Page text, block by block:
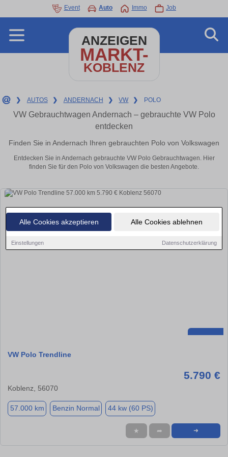
Alle Cookies akzeptieren Alle Cookies ablehnen
Einstellungen Datenschutzerklärung
Event Auto Immo Job
ANZEIGEN
MARKT-
KOBLENZ
❯ AUTOS ❯ ANDERNACH ❯ VW ❯ POLO
VW Gebrauchtwagen Andernach – gebrauchte VW Polo
entdecken
Finden Sie in Andernach Ihren gebrauchten Polo von Volkswagen
Entdecken Sie in Andernach gebrauchte VW Polo Gebrauchtwagen. Hier
finden Sie für den Polo von Volkswagen die besten Angebote.
VW Polo Trendline
5.790 €
Koblenz, 56070
57.000 km Benzin Normal 44 kw (60 PS)
★ ➦ ➜